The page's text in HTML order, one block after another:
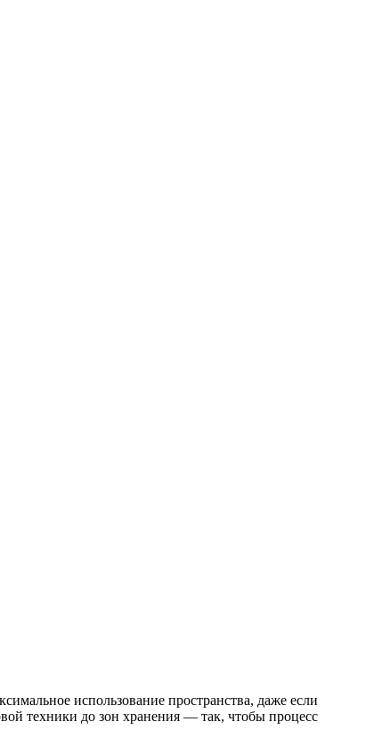
использование пространства, даже если
техники до зон хранения — так, чтобы процесс